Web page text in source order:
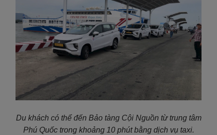
Du khách có thể đến Bảo tàng Cội Nguồn từ trung tâm
Phú Quốc trong khoảng 10 phút bằng dịch vụ taxi.